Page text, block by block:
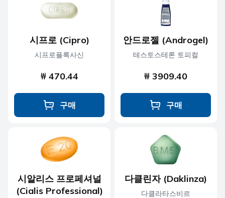
시프로 (Cipro)
시프로플록사신
₩ 470.44
구매
안드로젤 (Androgel)
테스토스테론 토피컬
₩ 3909.40
구매
시알리스 프로페셔널
(Cialis Professional)
다클린자 (Daklinza)
다클라타스비르